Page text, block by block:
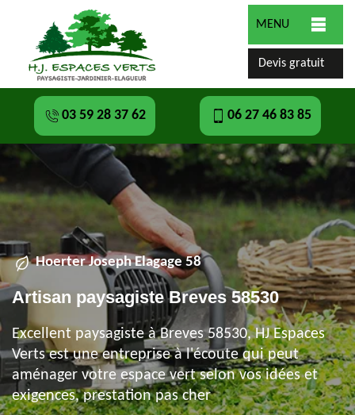
MENU
Devis gratuit
03 59 28 37 62 06 27 46 83 85
Hoerter Joseph Elagage 58
Artisan paysagiste Breves 58530
Excellent paysagiste à Breves 58530, HJ Espaces
Verts est une entreprise à l'écoute qui peut
aménager votre espace vert selon vos idées et
exigences, prestation pas cher